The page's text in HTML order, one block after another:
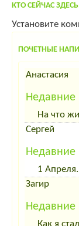
КТО СЕЙЧАС
Установите
ПОЧЕТНЫЕ
Анастасия
На что
Сергей
1
Загир
Как я